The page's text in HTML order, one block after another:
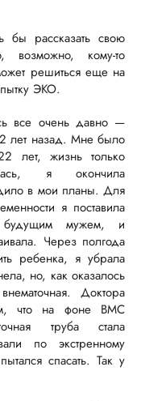
бы рассказать свою
возможно, кому-то
решиться еще на
ЭКО.
все очень давно —
лет назад. Мне было
лет, жизнь только
я окончила
в мои планы. Для
я поставила
мужем, и
Через полгода
ребенка, я убрала
но, как оказалось
Доктора
что на фоне ВМС
труба стала
по экстренному
спасать. Так у